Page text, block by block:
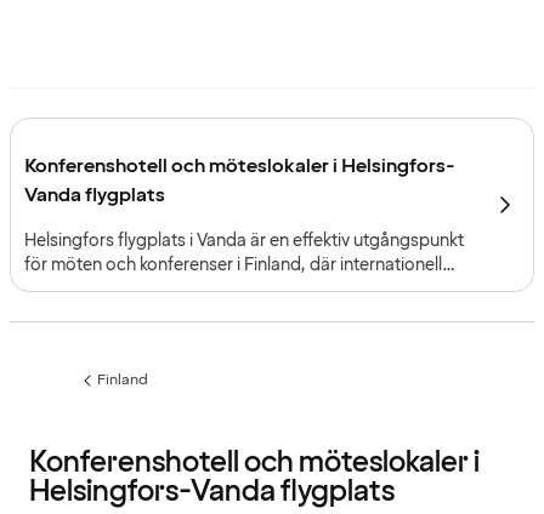
Konferenshotell och möteslokaler i Helsingfors-
Vanda flygplats
Helsingfors flygplats i Vanda är en effektiv utgångspunkt
för möten och konferenser i Finland, där internationell
tillgänglighet, hög kapacitet och integrerade
Föregående
Finland
Konferenshotell och möteslokaler i
Helsingfors-Vanda flygplats